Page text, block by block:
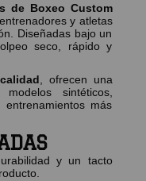
de Boxeo Custom
y atletas
Diseñadas bajo un
seco, rápido y
, ofrecen una
sintéticos,
más
y un tacto